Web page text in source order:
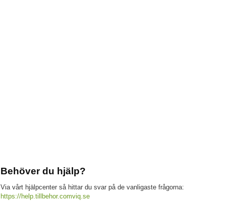
Behöver du hjälp?
Via vårt hjälpcenter så hittar du svar på de vanligaste frågorna:
https://help.tillbehor.comviq.se